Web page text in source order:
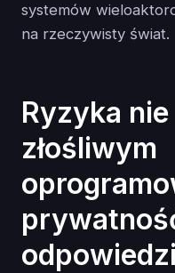
systemów
na rzeczywisty świat.
Ryzyka
złośliwym